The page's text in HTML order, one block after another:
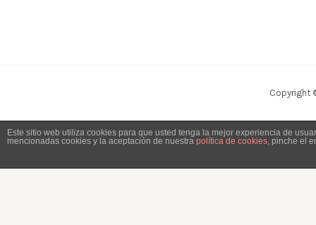
Copyright
Este sitio web utiliza cookies para que usted tenga la mejor experiencia de
mencionadas cookies y la aceptación de nuestra política de cookies, pinche el